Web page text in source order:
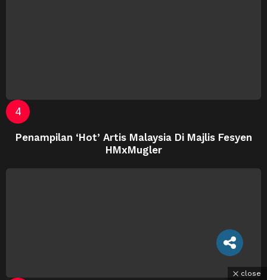
Penampilan ‘Hot’ Artis Malaysia Di Majlis Fesyen
HMxMugler
close